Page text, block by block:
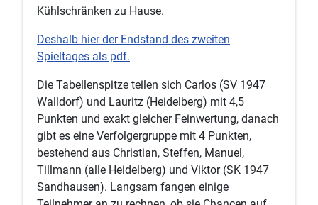
Kühlschränken zu Hause.
Deshalb hier der Endstand des zweiten
Spieltages als pdf.
Die Tabellenspitze teilen sich Carlos (SV 1947
Walldorf) und Lauritz (Heidelberg) mit 4,5
Punkten und exakt gleicher Feinwertung, danach
gibt es eine Verfolgergruppe mit 4 Punkten,
bestehend aus Christian, Steffen, Manuel,
Tillmann (alle Heidelberg) und Viktor (SK 1947
Sandhausen). Langsam fangen einige